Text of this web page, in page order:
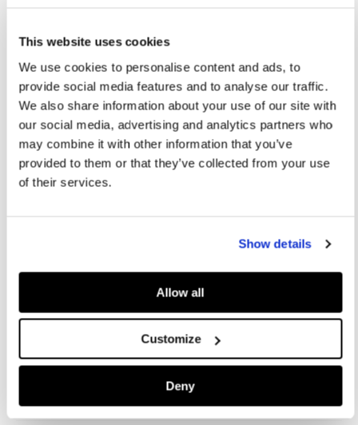
This website uses cookies
We use cookies to personalise content and ads, to
provide social media features and to analyse our traffic.
We also share information about your use of our site with
our social media, advertising and analytics partners who
may combine it with other information that you’ve
provided to them or that they’ve collected from your use
of their services.
Show details
Allow all
Customize
Deny
GRÖßE AUSWÄHLEN:
32 33
37 38 39 40
Größentabelle
ARTIKEL DETAILS
LIEFERUNG UND RÜCKGABE